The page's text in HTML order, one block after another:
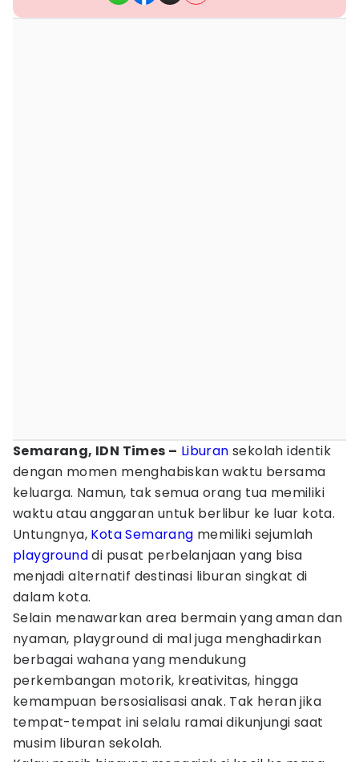
Semarang, IDN Times – Liburan sekolah identik
dengan momen menghabiskan waktu bersama
keluarga. Namun, tak semua orang tua memiliki
waktu atau anggaran untuk berlibur ke luar kota.
Untungnya, Kota Semarang memiliki sejumlah
playgrounddi pusat perbelanjaan yang bisa
menjadi alternatif destinasi liburan singkat di
dalam kota.
Selain menawarkan area bermain yang aman dan
nyaman, playground di mal juga menghadirkan
berbagai wahana yang mendukung
perkembangan motorik, kreativitas, hingga
kemampuan bersosialisasi anak. Tak heran jika
tempat-tempat ini selalu ramai dikunjungi saat
musim liburan sekolah.